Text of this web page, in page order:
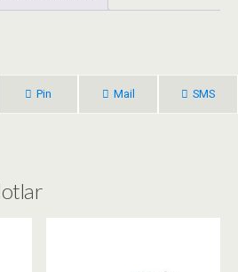
Pin Mail SMS